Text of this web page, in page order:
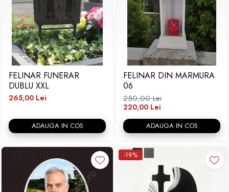
FELINAR FUNERAR
DUBLU XXL
265,00 Lei
ADAUGA IN COS
FELINAR DIN MARMURA
06
250,00 Lei
220,00 Lei
ADAUGA IN COS
-19%